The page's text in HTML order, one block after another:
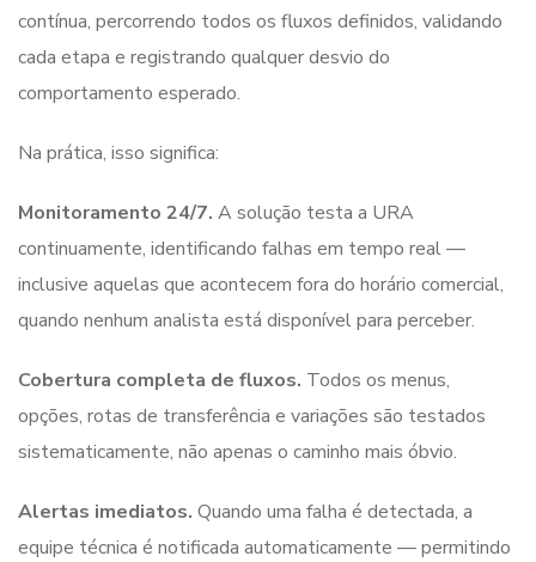
contínua, percorrendo todos os fluxos definidos, validando
cada etapa e registrando qualquer desvio do
comportamento esperado.
Na prática, isso significa:
Monitoramento 24/7. A solução testa a URA
continuamente, identificando falhas em tempo real —
inclusive aquelas que acontecem fora do horário comercial,
quando nenhum analista está disponível para perceber.
Cobertura completa de fluxos. Todos os menus,
opções, rotas de transferência e variações são testados
sistematicamente, não apenas o caminho mais óbvio.
Alertas imediatos. Quando uma falha é detectada, a
equipe técnica é notificada automaticamente — permitindo